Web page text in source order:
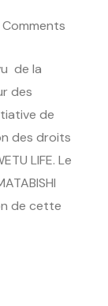
de la
des
de
des droits
LIFE. Le
de cette